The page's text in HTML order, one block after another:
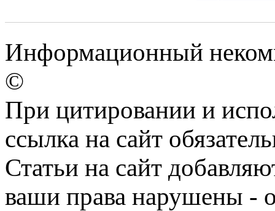
Информационный
©
При цитировании и
ссылка на сайт
Статьи на сайт
ваши права нарушены -